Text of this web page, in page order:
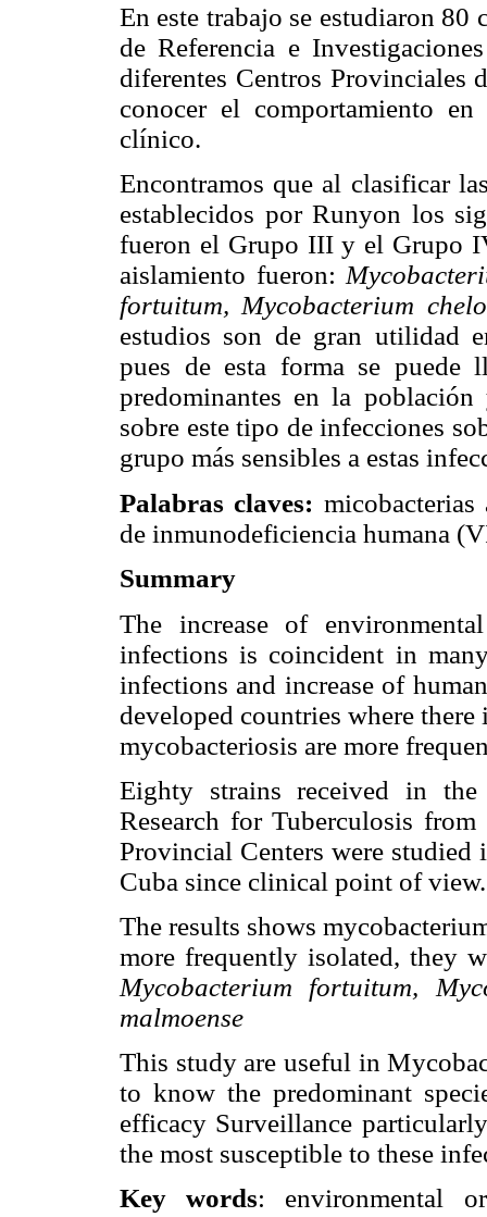
En este trabajo se estudiaron
de Referencia e
diferentes Centros
conocer el comportamiento
clínico.
Encontramos que al clasificar
establecidos por Runyon los
fueron el Grupo III y el Grupo
aislamiento fueron:
fortuitum, Mycobacterium
estudios son de gran utilidad
pues de esta forma se puede
predominantes en la
sobre este tipo de infecciones
grupo más sensibles a estas
Palabras claves:
de inmunodeficiencia humana
Summary
The increase of
infections is coincident in
infections and increase of
developed countries where
mycobacteriosis are more
Eighty strains received in
Research for Tuberculosis
Provincial Centers were
Cuba since clinical point of view.
The results shows
more frequently isolated, they
Mycobacterium fortuitum,
malmoense
This study are useful in
to know the predominant
efficacy Surveillance
the most susceptible to these
Key words: environmental